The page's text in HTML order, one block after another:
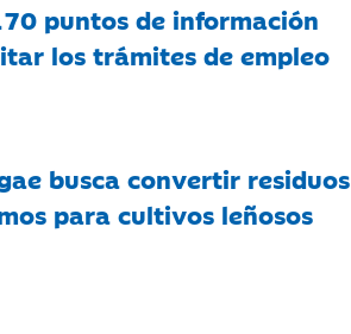
puntos de información
los trámites de empleo
busca convertir residuos
para cultivos leñosos